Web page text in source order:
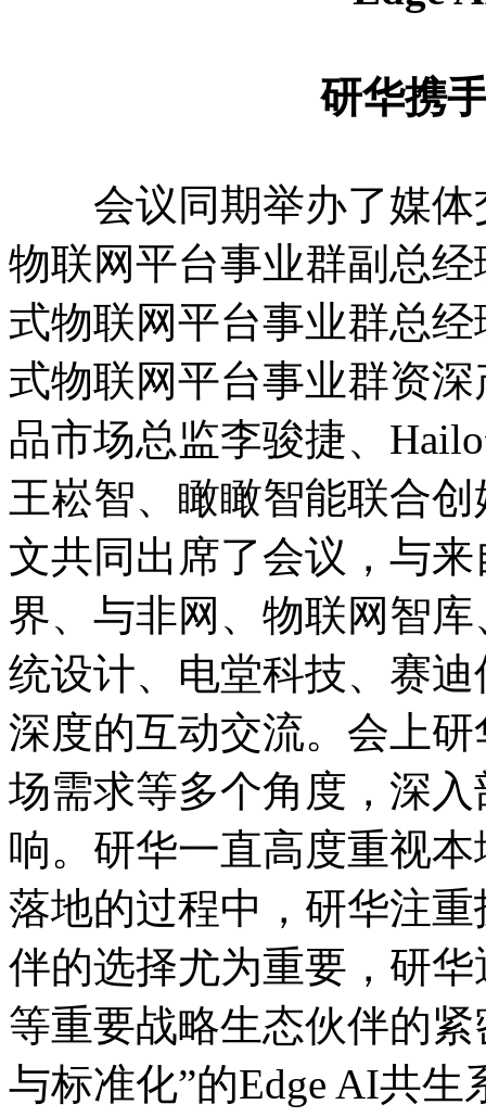
研华携手
会议同期举办了媒体
物联网平台事业群副总
式物联网平台事业群总
式物联网平台事业群资
品市场总监李骏捷、
王崧智、瞰瞰智能联合
文共同出席了会议，与
界、与非网、物联网智
统设计、电堂科技、赛
深度的互动交流。会上
场需求等多个角度，深
响。研华一直高度重视
落地的过程中，研华注
伴的选择尤为重要，研
等重要战略生态伙伴的
与标准化”的Edge AI共